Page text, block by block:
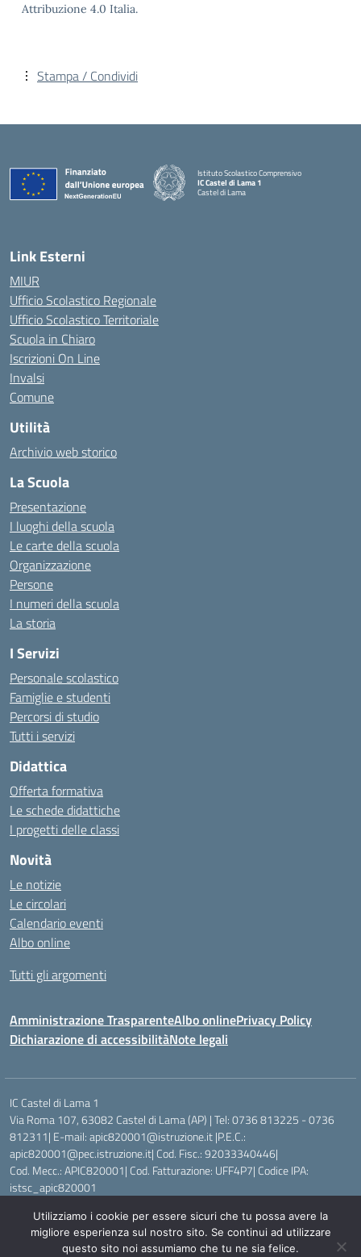
Attribuzione 4.0 Italia.
Stampa / Condividi
Istituto Scolastico Comprensivo
IC Castel di Lama 1
Castel di Lama
Link Esterni
MIUR
Ufficio Scolastico Regionale
Ufficio Scolastico Territoriale
Scuola in Chiaro
Iscrizioni On Line
Invalsi
Comune
Utilità
Archivio web storico
La Scuola
Presentazione
I luoghi della scuola
Le carte della scuola
Organizzazione
Persone
I numeri della scuola
La storia
I Servizi
Personale scolastico
Famiglie e studenti
Percorsi di studio
Tutti i servizi
Didattica
Offerta formativa
Le schede didattiche
I progetti delle classi
Novità
Le notizie
Le circolari
Calendario eventi
Albo online
Tutti gli argomenti
Amministrazione TrasparenteAlbo onlinePrivacy Policy
Dichiarazione di accessibilitàNote legali
IC Castel di Lama 1
Via Roma 107, 63082 Castel di Lama (AP) | Tel: 0736 813225 - 0736
812311| E-mail: apic820001@istruzione.it |P.E.C.:
apic820001@pec.istruzione.it| Cod. Fisc.: 92033340446|
Cod. Mecc.: APIC820001| Cod. Fatturazione: UFF4P7| Codice IPA:
istsc_apic820001
Idea e progetto di Designers Italia
Utilizziamo i cookie per essere sicuri che tu possa avere la
migliore esperienza sul nostro sito. Se continui ad utilizzare
questo sito noi assumiamo che tu ne sia felice.